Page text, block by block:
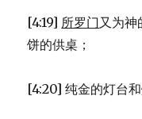
[4:19] 所罗门又为神
饼的供桌；
[4:20] 纯金的灯台